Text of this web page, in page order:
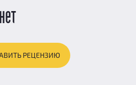
РЕЦЕНЗИЮ